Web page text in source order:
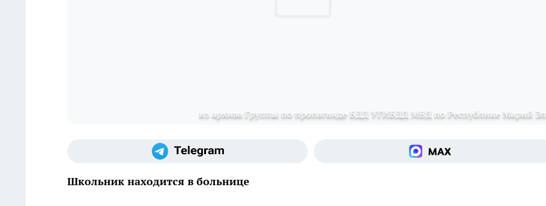
из архива Группы по пропаганде БДД УГИБДД МВД по Республике Марий Эл
Школьник находится в больнице